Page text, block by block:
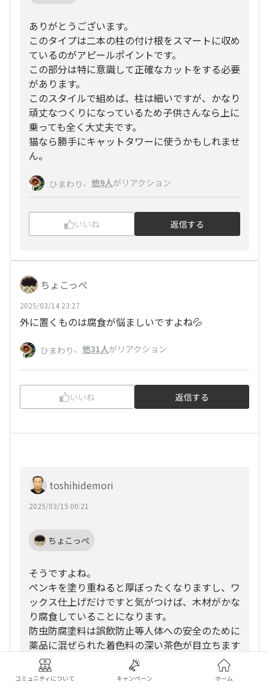
ありがとうございます。
このタイプは二本の柱の付け根をスマートに収め
ているのがアピールポイントです。
この部分は特に意識して正確なカットをする必要
があります。
このスタイルで組めば、柱は細いですが、かなり
頑丈なつくりになっているため子供さんなら上に
乗っても全く大丈夫です。
猫なら勝手にキャットタワーに使うかもしれませ
ん。
ひまわり 、 他9人がリアクション
いいね 返信する
ちょこっぺ
2025/03/14 23:27
外に置くものは腐食が悩ましいですよね💦
ひまわり 、 他31人がリアクション
いいね 返信する
toshihidemori
2025/03/15 00:21
ちょこっぺ
そうですよね。
ペンキを塗り重ねると厚ぼったくなりますし、ワ
ックス仕上げだけですと気がつけば、木材がかな
り腐食していることになります。
防虫防腐塗料は誤飲防止等人体への安全のために
薬品に混ぜられた着色料の深い茶色が目立ちます
のでオシャレ感を出すのは難しいですよね。
今考えているのが
コミュニティについて キャンペーン ホーム